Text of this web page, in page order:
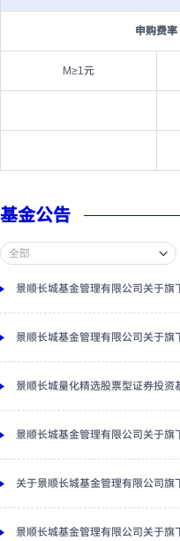
申购费率
M≥1元
基金公告
景顺长城基金管理有限公司关于
景顺长城基金管理有限公司关于
景顺长城量化精选股票型证券投
景顺长城基金管理有限公司关于
关于景顺长城基金管理有限公司
景顺长城基金管理有限公司关于